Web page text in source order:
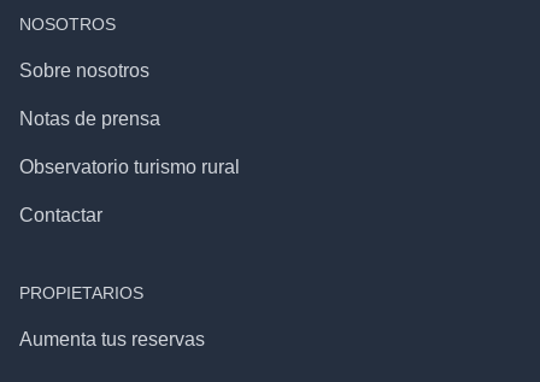
NOSOTROS
Sobre nosotros
Notas de prensa
Observatorio turismo rural
Contactar
PROPIETARIOS
Aumenta tus reservas